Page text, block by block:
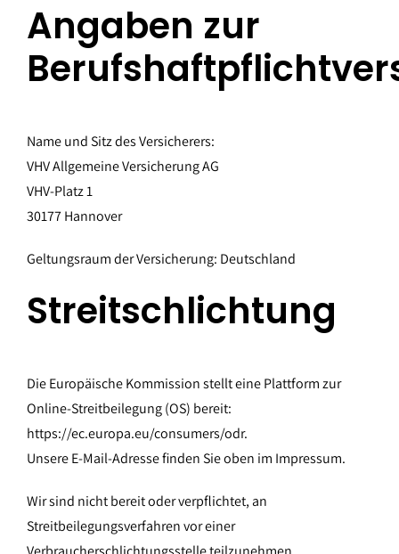
Angaben zur
Name und Sitz des Versicherers:
VHV Allgemeine Versicherung AG
VHV-Platz 1
30177 Hannover
Geltungsraum der Versicherung: Deutschland
Streitschlichtung
Die Europäische Kommission stellt eine Plattform zur
Online-Streitbeilegung (OS) bereit:
https://ec.europa.eu/consumers/odr.
Unsere E-Mail-Adresse finden Sie oben im Impressum.
Wir sind nicht bereit oder verpflichtet, an
Streitbeilegungsverfahren vor einer